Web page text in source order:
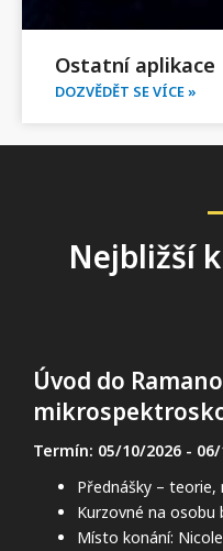
Ostatní aplikace
DOZVĚDĚT SE VÍCE »
Nejbližší
Úvod do
Termín: 05/10/2026 -
Přednášky –
Kurzovné na osobu
Místo konání: